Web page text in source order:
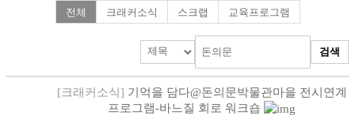
전체 크래커소식 스크랩 교육프로그램
검색
[크래커소식] 기억을 담다@돈의문박물관마을 전시연계
프로그램-바느질 회로 워크숍